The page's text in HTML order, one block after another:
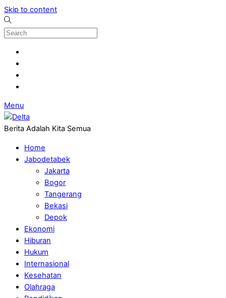
Skip to content
Menu
Berita Adalah Kita Semua
Home
Jabodetabek
Jakarta
Bogor
Tangerang
Bekasi
Depok
Ekonomi
Hiburan
Hukum
Internasional
Kesehatan
Olahraga